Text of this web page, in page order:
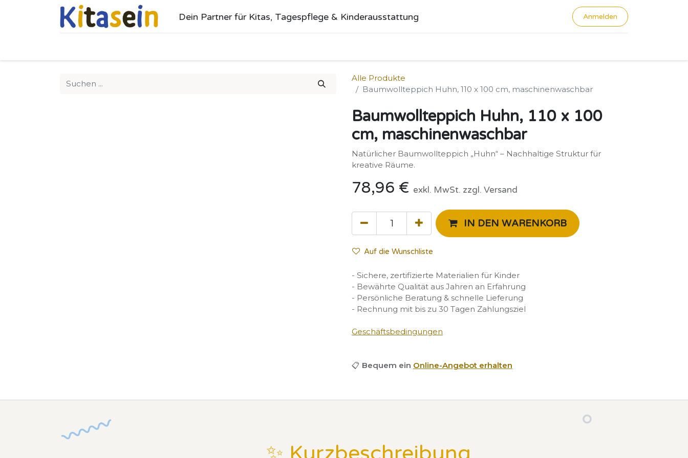
Dein Partner für Kitas, Tagespflege & Kinderausstattung Anmelden
Alle Produkte
Baumwollteppich Huhn, 110 x 100 cm, maschinenwaschbar
Baumwollteppich Huhn, 110 x 100
cm, maschinenwaschbar
Natürlicher Baumwollteppich „Huhn“ – Nachhaltige Struktur für
kreative Räume.
78,96 € exkl. MwSt. zzgl. Versand
IN DEN WARENKORB
Auf die Wunschliste
- Sichere, zertifizierte Materialien für Kinder
- Bewährte Qualität aus Jahren an Erfahrung
- Persönliche Beratung & schnelle Lieferung
- Rechnung mit bis zu 30 Tagen Zahlungsziel
Geschäftsbedingungen
📋 Bequem ein Online-Angebot erhalten